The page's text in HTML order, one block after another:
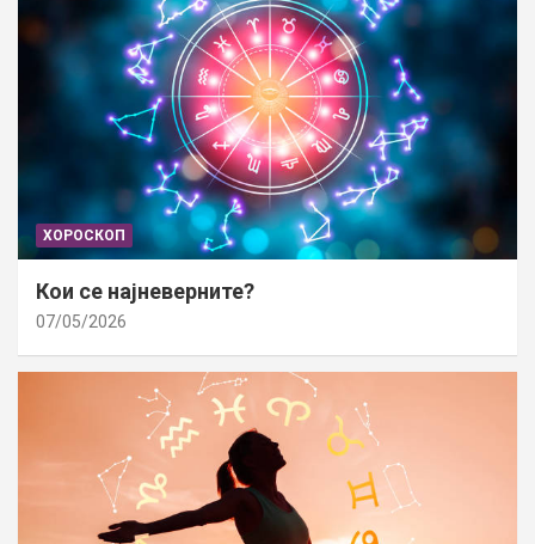
ХОРОСКОП
Кои се најневерните?
07/05/2026